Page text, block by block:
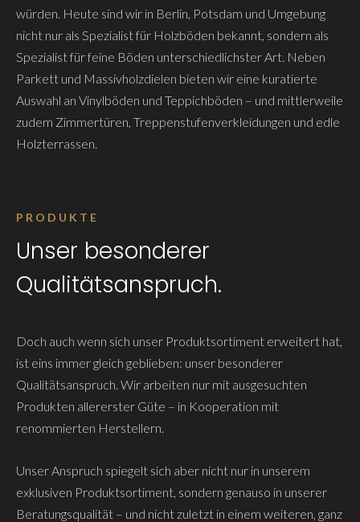
würden. Heute sind wir in Berlin, Potsdam und Umgebung
nicht nur als Spezialist für Holzböden bekannt, sondern als
Spezialist für feine Böden unterschiedlichster Art. Neben
Parkett und Massivholzdielen bieten wir eine kuratierte
Auswahl an Vinylböden und Teppichböden – und mittlerweile
zudem Zimmertüren, Treppenstufenverkleidungen und edle
Holzterrassen.
PRODUKTE
Unser besonderer
Qualitätsanspruch.
Doch auch wenn sich unser Produktsortiment erweitert hat,
ist eins immer gleich geblieben: unser besonderer
Qualitätsanspruch. Wir arbeiten nur mit ausgesuchten
Produkten allererster Güte – in Kooperation mit
renommierten Herstellern.
Unser Anspruch spiegelt sich aber nicht nur in unserem
exklusiven Produktsortiment, sondern genauso in unserer
Beratungsqualität – und nicht zuletzt in einem weiteren, ganz